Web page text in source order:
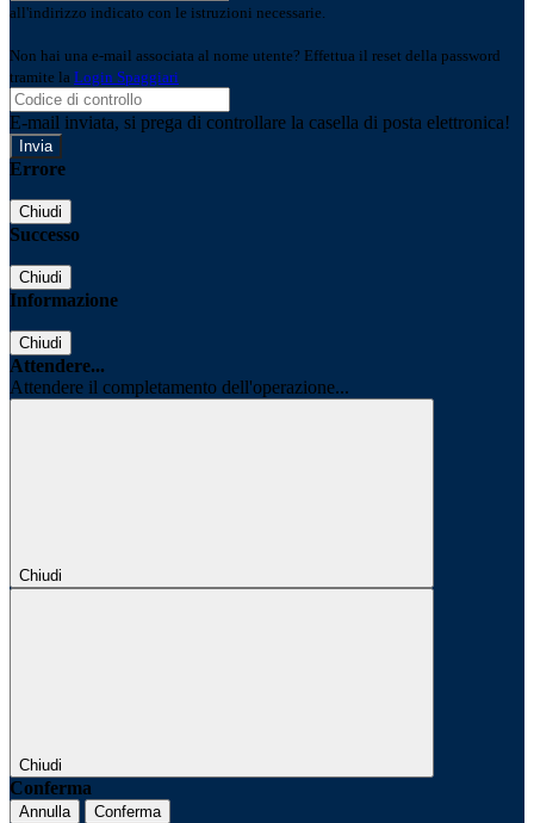
all'indirizzo indicato con le istruzioni necessarie.
Non hai una e-mail associata al nome utente? Effettua il reset della password
tramite la Login Spaggiari
E-mail inviata, si prega di controllare la casella di posta elettronica!
Errore
Chiudi
Successo
Chiudi
Informazione
Chiudi
Attendere...
Attendere il completamento dell'operazione...
Chiudi
Chiudi
Conferma
Annulla Conferma